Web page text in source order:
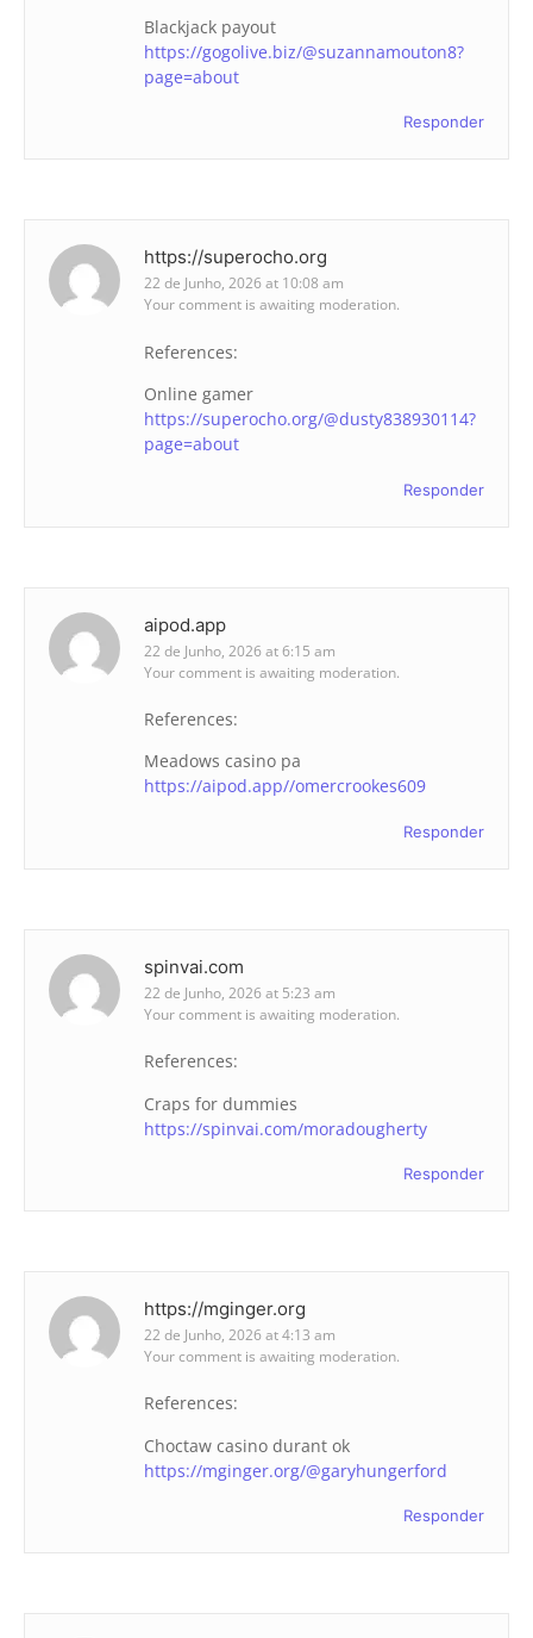
Blackjack payout
https://gogolive.biz/@suzannamouton8?
page=about
Responder
https://superocho.org
22 de Junho, 2026 at 10:08 am
Your comment is awaiting moderation.
References:
Online gamer
https://superocho.org/@dusty838930114?
page=about
Responder
aipod.app
22 de Junho, 2026 at 6:15 am
Your comment is awaiting moderation.
References:
Meadows casino pa
https://aipod.app//omercrookes609
Responder
spinvai.com
22 de Junho, 2026 at 5:23 am
Your comment is awaiting moderation.
References:
Craps for dummies
https://spinvai.com/moradougherty
Responder
https://mginger.org
22 de Junho, 2026 at 4:13 am
Your comment is awaiting moderation.
References:
Choctaw casino durant ok
https://mginger.org/@garyhungerford
Responder